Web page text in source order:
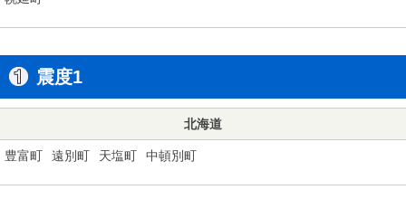
震度1
北海道
豊富町 遠別町 天塩町 中頓別町